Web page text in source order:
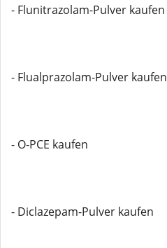
- Flunitrazolam-Pulver kaufen
- Flualprazolam-Pulver kaufen
- O-PCE kaufen
- Diclazepam-Pulver kaufen